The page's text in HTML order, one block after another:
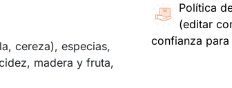
Política
(editar
confianza
cereza), especias,
madera y fruta,